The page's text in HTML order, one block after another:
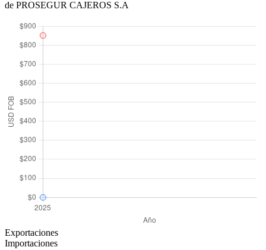
de PROSEGUR CAJEROS S.A
Exportaciones
Importaciones